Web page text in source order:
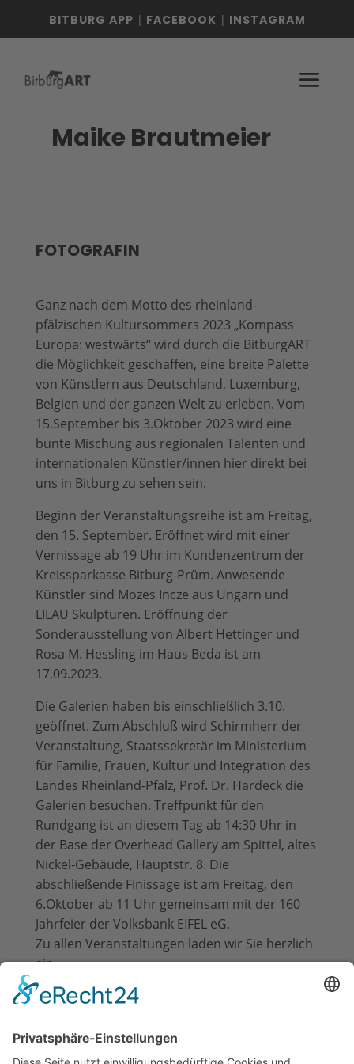
BITBURG APP | FACEBOOK | INSTAGRAM
Maike Brautmeier
FOTOGRAFIN
Ganz nach dem Motto des rheinland-
pfälzischen Kultursommers 2023 „Kompass
Europa: westwärts“ wird durch die BitburgART
die Möglichkeit geschaffen, eine breite Palette
von Künstlern aus Deutschland, Luxemburg,
Belgien und der ganzen Welt zu erleben. Vom
15.September bis 3.Oktober 2023 wird eine
bunte Mischung aus regionalen Talenten und
internationalen Künstler/innen hier direkt bei
uns in Bitburg zu sehen sein.
Beginn der Veranstaltungsreihe ist am Freitag,
den 15. September. Eröffnet wird mit einer
Vernissage ab 19 Uhr im Kundenzentrum der
Kreissparkasse Bitburg-Prüm. Anwesende
Künstler sind Mozes Incze aus Ungarn und
LILAU Skulpturen. Eröffnung der
Sonderausstellung von Albert Hettinger und
Rosa M. Hessling im Haus Beda ist am
17.09.2023.
Die Galerien haben bis einschließlich 3.10.
geöffnet. Zum Abschluß wird Schirmherr der
Veranstaltung, Staatssekretär im Ministerium
für Familie, Frauen, Kultur und Integration des
Landes Rheinland-Pfalz, Prof. Dr. Hardeck die
Galerien besuchen. Treffpunkt für den
Rundgang ist an diesem Tag ab 14:30 Uhr in
der Base der Overhead Gallery am Spittel, altes
Nickel-Gebäude, Hauptstr. 8. Die
abschließende Finissage ist am Freitag, den
6.Oktober ab 11 Uhr gemeinsam mit der 160
Jahrfeier der Volksbank EIFEL eG.
Zu allen Veranstaltungen laden wir Sie herzlich
ein.